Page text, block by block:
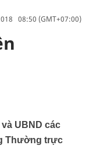
08:50 (GMT+07:00)
UBND các
Thường trực